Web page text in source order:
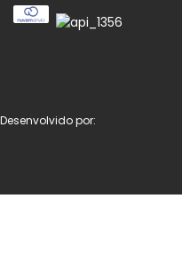
Desenvolvido por: